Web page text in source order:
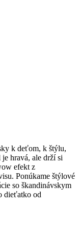
k deťom, k štýlu,
hravá, ale drží si
efekt z
Ponúkame štýlové
so škandinávskym
dieťatko od